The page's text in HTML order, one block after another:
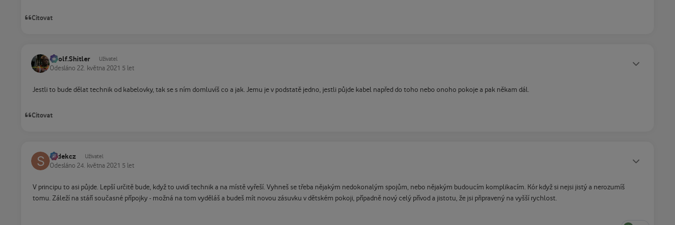
Citovat
Adolf.Shitler Uživatel
Odesláno 22. května 2021 5 let
Jestli to bude dělat technik od kabelovky, tak se s ním domluvíš co a jak. Jemu je v podstatě jedno, jestli půjde kabel napřed do toho nebo onoho pokoje a pak někam dál.
Citovat
sodekcz Uživatel
Odesláno 24. května 2021 5 let
V principu to asi půjde. Lepší určitě bude, když to uvidí technik a na místě vyřeší. Vyhneš se třeba nějakým nedokonalým spojům, nebo nějakým budoucím komplikacím. Kór když si nejsi jistý a nerozumíš
tomu. Záleží na stáří současné přípojky - možná na tom vyděláš a budeš mít novou zásuvku v dětském pokoji, případně nový celý přívod a jistotu, že jsi připravený na vyšší rychlost.